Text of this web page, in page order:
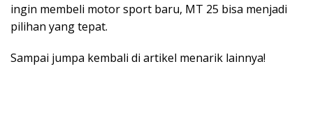
ingin membeli motor sport baru, MT 25 bisa menjadi
pilihan yang tepat.
Sampai jumpa kembali di artikel menarik lainnya!